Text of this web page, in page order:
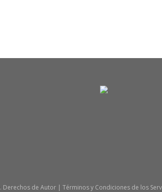
. Derechos de Autor | Términos y Condiciones de los